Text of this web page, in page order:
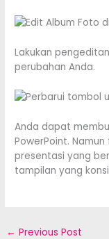
Lakukan
perubahan Anda.
Anda dapat
PowerPoint.
presentasi yang
tampilan yang
← Previous Post